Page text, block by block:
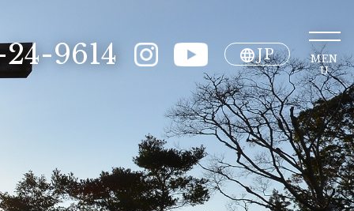
9614 JP MEN
U